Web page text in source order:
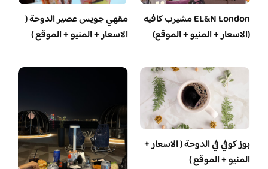
EL&N London مشيرب كافيه
(الاسعار + المنيو + الموقع)
مقهي جويس عصير الدوحة (
الاسعار + المنيو + الموقع )
بوز كوفي في الدوحة ( الاسعار +
المنيو + الموقع )